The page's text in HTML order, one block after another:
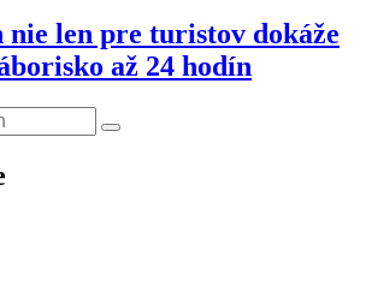
len pre turistov dokáže
až 24 hodín